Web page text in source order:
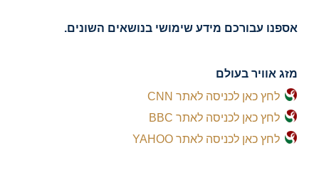
אספנו עבורכם מידע שימושי בנושאים השונים.
מזג אוויר בעולם
לחץ כאן לכניסה לאתר CNN
לחץ כאן לכניסה לאתר BBC
לחץ כאן לכניסה לאתר YAHOO